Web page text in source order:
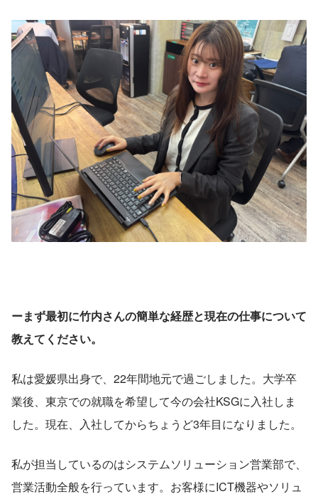
ーまず最初に竹内さんの簡単な経歴と現在の仕事について
教えてください。
私は愛媛県出身で、22年間地元で過ごしました。大学卒
業後、東京での就職を希望して今の会社KSGに入社しま
した。現在、入社してからちょうど3年目になりました。
私が担当しているのはシステムソリューション営業部で、
営業活動全般を行っています。お客様にICT機器やソリュ